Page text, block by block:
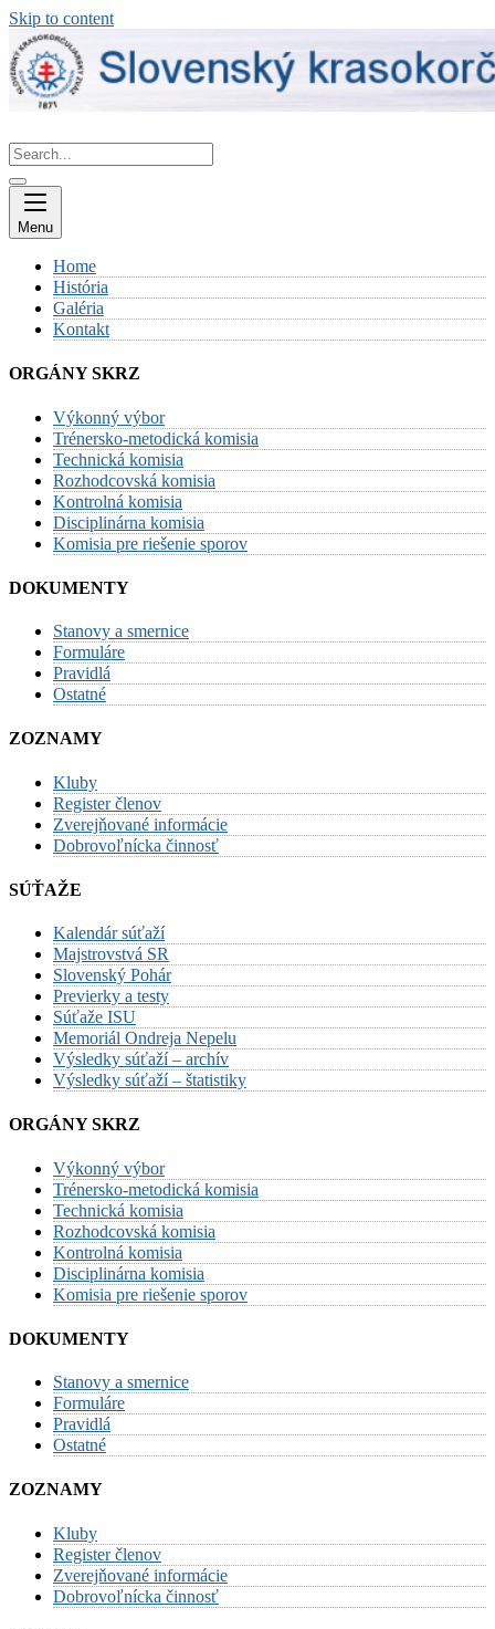
Skip to content
Menu
Home
História
Galéria
Kontakt
ORGÁNY SKRZ
Výkonný výbor
Trénersko-metodická komisia
Technická komisia
Rozhodcovská komisia
Kontrolná komisia
Disciplinárna komisia
Komisia pre riešenie sporov
DOKUMENTY
Stanovy a smernice
Formuláre
Pravidlá
Ostatné
ZOZNAMY
Kluby
Register členov
Zverejňované informácie
Dobrovoľnícka činnosť
SÚŤAŽE
Kalendár súťaží
Majstrovstvá SR
Slovenský Pohár
Previerky a testy
Súťaže ISU
Memoriál Ondreja Nepelu
Výsledky súťaží – archív
Výsledky súťaží – štatistiky
ORGÁNY SKRZ
Výkonný výbor
Trénersko-metodická komisia
Technická komisia
Rozhodcovská komisia
Kontrolná komisia
Disciplinárna komisia
Komisia pre riešenie sporov
DOKUMENTY
Stanovy a smernice
Formuláre
Pravidlá
Ostatné
ZOZNAMY
Kluby
Register členov
Zverejňované informácie
Dobrovoľnícka činnosť